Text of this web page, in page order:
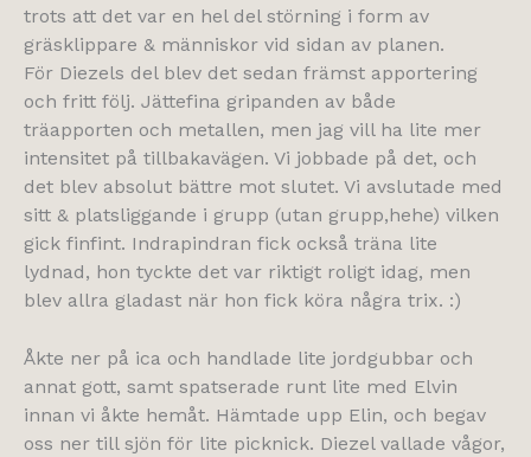
trots att det var en hel del störning i form av
gräsklippare & människor vid sidan av planen.
För Diezels del blev det sedan främst apportering
och fritt följ. Jättefina gripanden av både
träapporten och metallen, men jag vill ha lite mer
intensitet på tillbakavägen. Vi jobbade på det, och
det blev absolut bättre mot slutet. Vi avslutade med
sitt & platsliggande i grupp (utan grupp,hehe) vilken
gick finfint. Indrapindran fick också träna lite
lydnad, hon tyckte det var riktigt roligt idag, men
blev allra gladast när hon fick köra några trix. :)
Åkte ner på ica och handlade lite jordgubbar och
annat gott, samt spatserade runt lite med Elvin
innan vi åkte hemåt. Hämtade upp Elin, och begav
oss ner till sjön för lite picknick. Diezel vallade vågor,